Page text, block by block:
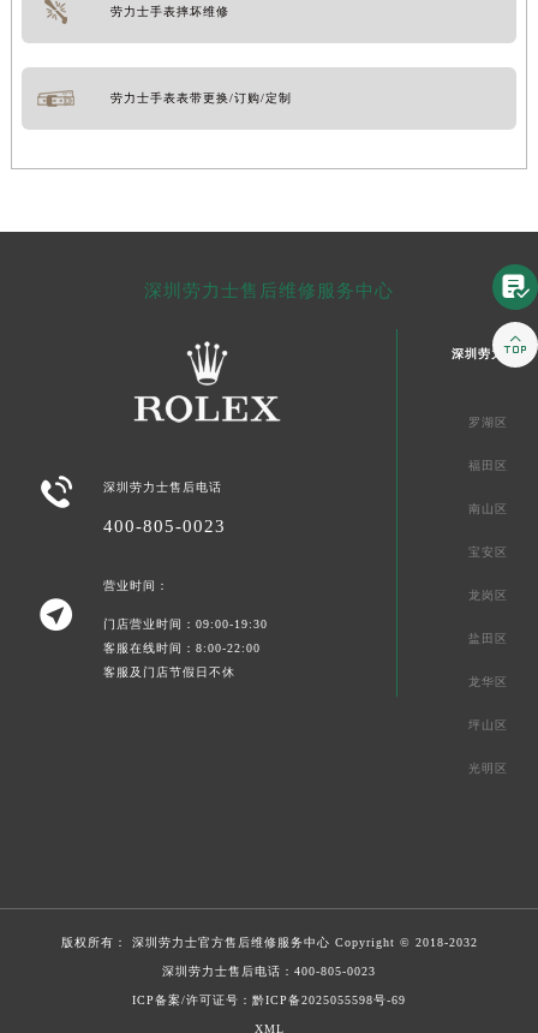
劳力士手表摔坏维修
劳力士手表表带更换/订购/定制
深圳劳力士售后维修服务中心
 深圳劳力士售后电话
400-805-0023

营业时间：
门店营业时间：09:00-19:30
客服在线时间：8:00-22:00
客服及门店节假日不休
深圳劳力士售
罗湖区
福田区
南山区
宝安区
龙岗区
盐田区
龙华区
坪山区
光明区
版权所有： 深圳劳力士官方售后维修服务中心 Copyright © 2018-2032
深圳劳力士售后电话： 400-805-0023
ICP备案/许可证号：黔ICP备2025055598号-69
XML

